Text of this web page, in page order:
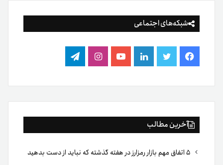
شبکه‌های اجتماعی
فیس
بوک
توییتر لینکدینیوتیوباینستاگرام
تلگرام
آخرین مطالب